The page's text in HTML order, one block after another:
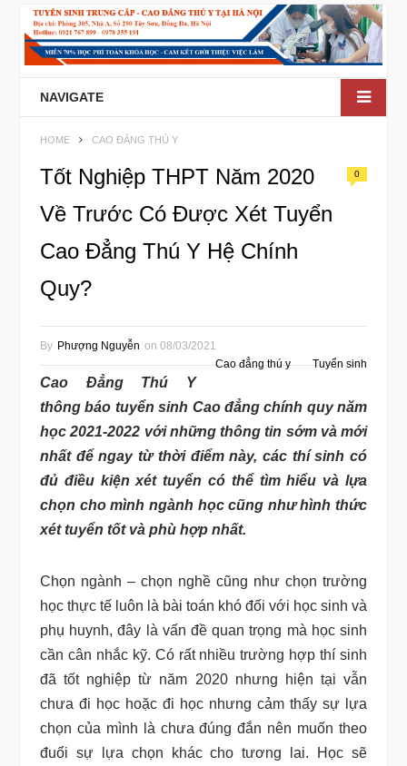
NAVIGATE
HOME CAO ĐẲNG THÚ Y
Tốt Nghiệp THPT Năm 2020
Về Trước Có Được Xét Tuyển
Cao Đẳng Thú Y Hệ Chính
Quy?
0
By Phượng Nguyễn on 08/03/2021
Cao đẳng thú y
Tuyển sinh
Cao Đẳng Thú Y
thông báo tuyển sinh Cao đẳng chính quy năm
học 2021-2022 với những thông tin sớm và mới
nhất để ngay từ thời điểm này, các thí sinh có
đủ điều kiện xét tuyển có thể tìm hiểu và lựa
chọn cho mình ngành học cũng như hình thức
xét tuyển tốt và phù hợp nhất.
Chọn ngành – chọn nghề cũng như chọn trường
học thực tế luôn là bài toán khó đối với học sinh và
phụ huynh, đây là vấn đề quan trọng mà học sinh
cần cân nhắc kỹ. Có rất nhiều trường hợp thí sinh
đã tốt nghiệp từ năm 2020 nhưng hiện tại vẫn
chưa đi học hoặc đi học nhưng cảm thấy sự lựa
chọn của mình là chưa đúng đắn nên muốn theo
đuổi sự lựa chọn khác cho tương lai. Học sẽ